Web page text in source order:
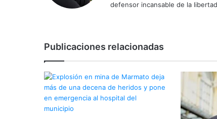
defensor incansable de la
Publicaciones relacionadas